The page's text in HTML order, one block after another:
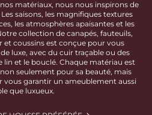
matériaux, nous nous inspirons de
saisons, les magnifiques textures
les atmosphères apaisantes et les
collection de canapés, fauteuils,
et coussins est conçue pour vous
luxe, avec du cuir traçable ou des
et le bouclé. Chaque matériau est
seulement pour sa beauté, mais
vous garantir un ameublement aussi
que luxueux.